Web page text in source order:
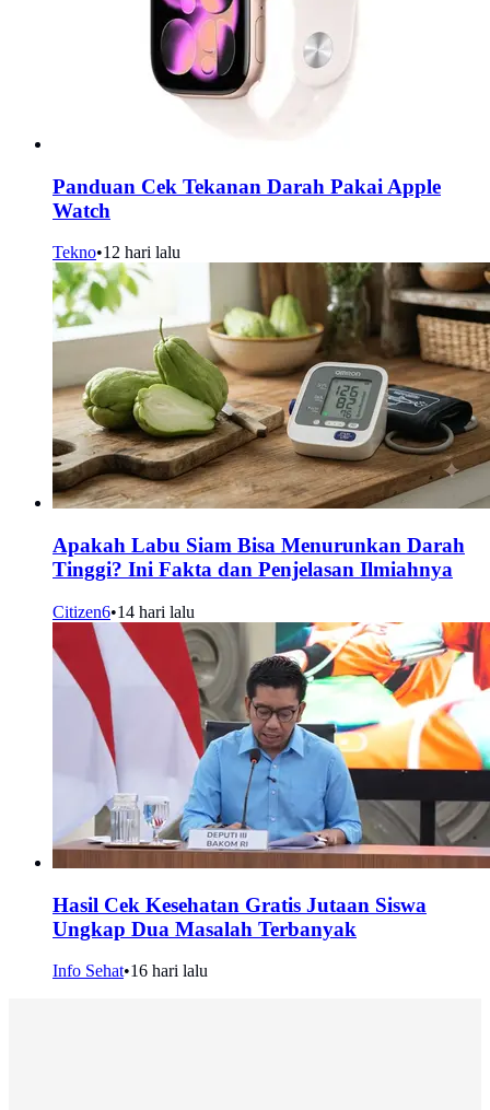
Panduan Cek Tekanan Darah Pakai Apple
Watch
Tekno•12 hari lalu
Apakah Labu Siam Bisa Menurunkan Darah
Tinggi? Ini Fakta dan Penjelasan Ilmiahnya
Citizen6•14 hari lalu
Hasil Cek Kesehatan Gratis Jutaan Siswa
Ungkap Dua Masalah Terbanyak
Info Sehat•16 hari lalu